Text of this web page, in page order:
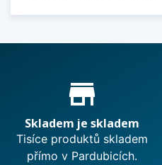
Proč nakupovat u nás?
store_mall_directory
Skladem je skladem
Tisíce produktů skladem
přímo v Pardubicích.